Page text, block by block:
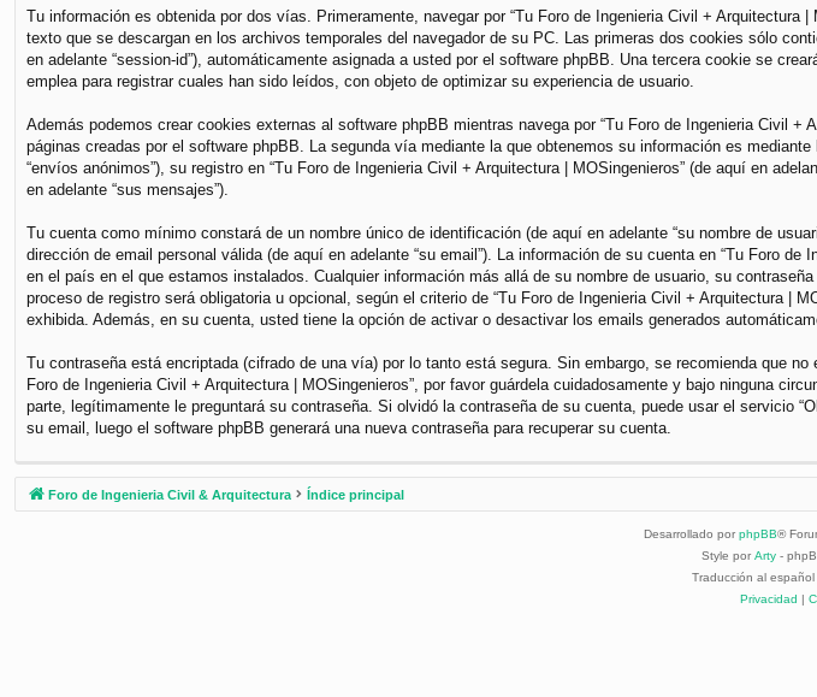
Tu información es obtenida por dos vías. Primeramente, navegar por “Tu Foro de Ingenieria Civil +
texto que se descargan en los archivos temporales del navegador de su PC. Las primeras dos cookies sólo
en adelante “session-id”), automáticamente asignada a usted por el software phpBB. Una tercera cookie se
emplea para registrar cuales han sido leídos, con objeto de optimizar su experiencia de usuario.
Además podemos crear cookies externas al software phpBB mientras navega por “Tu Foro de Ingenieria Civil
páginas creadas por el software phpBB. La segunda vía mediante la que obtenemos su información es
“envíos anónimos”), su registro en “Tu Foro de Ingenieria Civil + Arquitectura | MOSingenieros” (de aquí en
en adelante “sus mensajes”).
Tu cuenta como mínimo constará de un nombre único de identificación (de aquí en adelante “su nombre de
dirección de email personal válida (de aquí en adelante “su email”). La información de su cuenta en “Tu Foro
en el país en el que estamos instalados. Cualquier información más allá de su nombre de usuario, su
proceso de registro será obligatoria u opcional, según el criterio de “Tu Foro de Ingenieria Civil + Arquitectura |
exhibida. Además, en su cuenta, usted tiene la opción de activar o desactivar los emails generados
Tu contraseña está encriptada (cifrado de una vía) por lo tanto está segura. Sin embargo, se recomienda que
Foro de Ingenieria Civil + Arquitectura | MOSingenieros”, por favor guárdela cuidadosamente y bajo ninguna
parte, legítimamente le preguntará su contraseña. Si olvidó la contraseña de su cuenta, puede usar el servicio
su email, luego el software phpBB generará una nueva contraseña para recuperar su cuenta.
Foro de Ingenieria Civil & Arquitectura Índice principal
Desarrollado por phpBB®
Style por Arty -
Traducción al español
Privacidad |